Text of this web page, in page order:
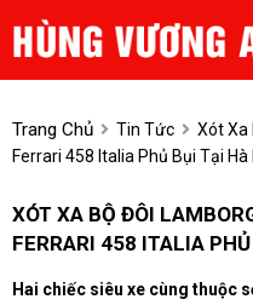
Trang Chủ Tin Tức
Xót Xa
Ferrari 458 Italia Phủ Bụi Tại Hà
XÓT XA BỘ ĐÔI
FERRARI 458 ITALIA
Hai chiếc siêu xe cùng thuộc